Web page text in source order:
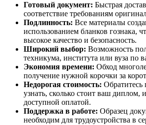
Готовый документ: Быстрая
соответствие требованиям
Подлинность: Все материалы
использованием бланков гознака,
высокое качество и безопасность.
Широкий выбор: Возможность
техникума, института или вуза по
Экономия времени: Обход
получение нужной корочки за
Недорогая стоимость: Обратитесь
узнать, сколько стоит ваш диплом,
доступной оплатой.
Поддержка в работе: Образец
необходим для трудоустройства в